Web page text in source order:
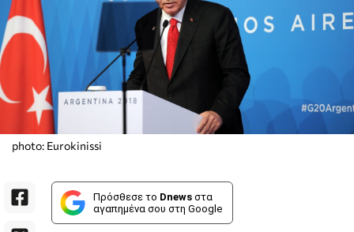
photo: Eurokinissi
Πρόσθεσε το Dnews στα
αγαπημένα σου στη Google